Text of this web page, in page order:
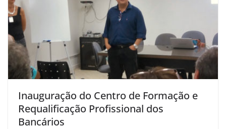
Inauguração do Centro de Formação e
Requalificação Profissional dos
Bancários